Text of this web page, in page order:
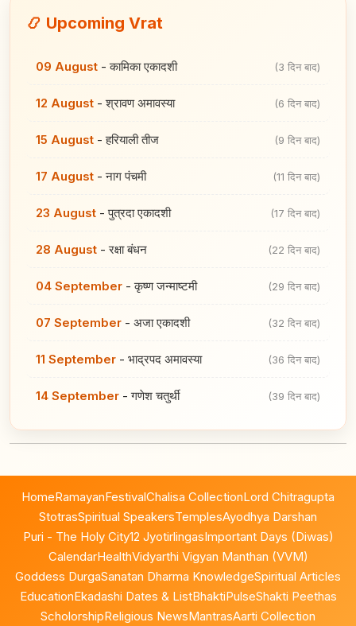
📿 Upcoming Vrat
09 August -कामिका एकादशी (3 दिन बाद)
12 August -श्रावण अमावस्या (6 दिन बाद)
15 August -हरियाली तीज (9 दिन बाद)
17 August -नाग पंचमी (11 दिन बाद)
23 August -पुत्रदा एकादशी (17 दिन बाद)
28 August -रक्षा बंधन (22 दिन बाद)
04 September -कृष्ण जन्माष्टमी (29 दिन बाद)
07 September - अजा एकादशी (32 दिन बाद)
11 September - भाद्रपद अमावस्या (36 दिन बाद)
14 September -गणेश चतुर्थी (39 दिन बाद)
HomeRamayanFestivalChalisa CollectionLord Chitragupta
StotrasSpiritual SpeakersTemplesAyodhya Darshan
Puri - The Holy City12 JyotirlingasImportant Days (Diwas)
CalendarHealthVidyarthi Vigyan Manthan (VVM)
Goddess DurgaSanatan Dharma KnowledgeSpiritual Articles
EducationEkadashi Dates & ListBhaktiPulseShakti Peethas
ScholorshipReligious NewsMantrasAarti Collection